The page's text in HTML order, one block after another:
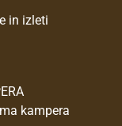
in izleti
kampera